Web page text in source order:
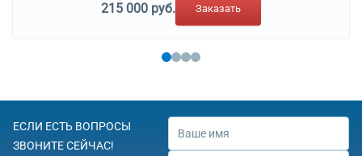
магазинах
52.10 Деятельность по
53.20.31 Деятельность по
56.30 Подача напитков
82.99 Деятельность по
215 000 руб. Заказать
ЕСЛИ ЕСТЬ ВОПРОСЫ
ЗВОНИТЕ СЕЙЧАС!